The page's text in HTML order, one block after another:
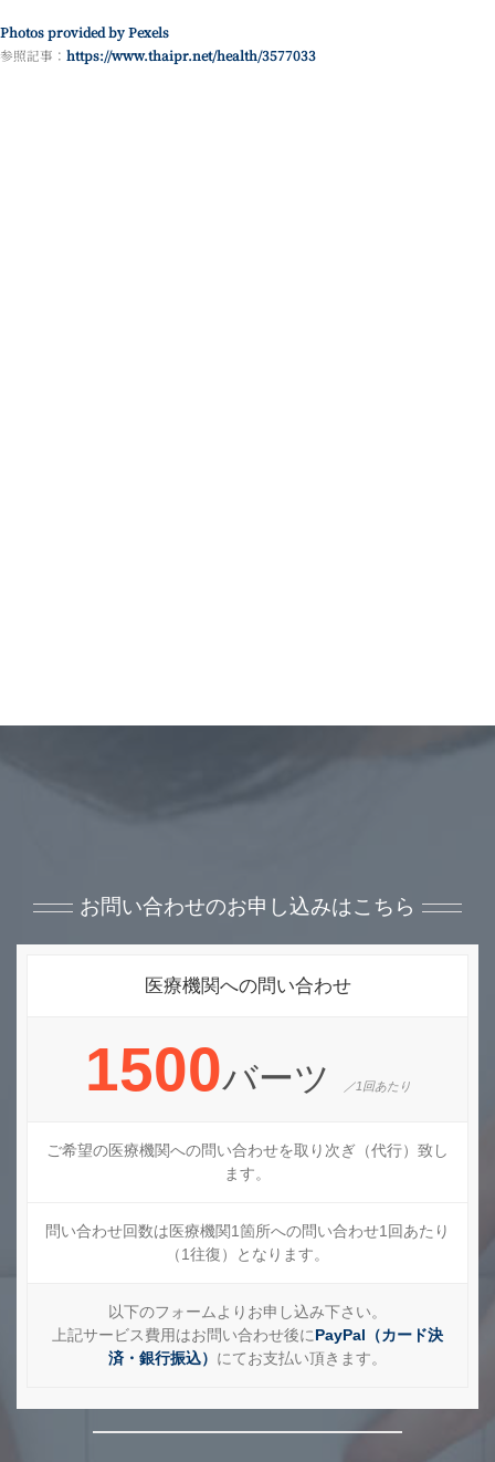
Photos provided by Pexels
参照記事： https://www.thaipr.net/health/3577033
お問い合わせのお申し込みはこちら
医療機関への問い合わせ
1500バーツ ／1回あたり
ご希望の医療機関への問い合わせを取り次ぎ（代行）致し
ます。
問い合わせ回数は医療機関1箇所への問い合わせ1回あたり
（1往復）となります。
以下のフォームよりお申し込み下さい。
上記サービス費用はお問い合わせ後にPayPal（カード決
済・銀行振込） にてお支払い頂きます。